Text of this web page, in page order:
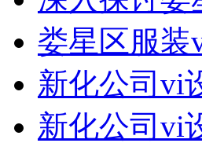
娄星区服装
新化公司vi
新化公司vi